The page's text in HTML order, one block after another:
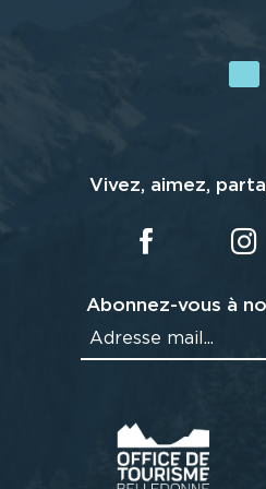
Vivez, aimez,
Abonnez-vous à